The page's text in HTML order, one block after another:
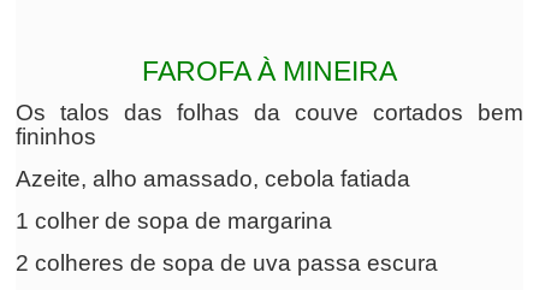
FAROFA À MINEIRA
Os talos das folhas da couve cortados bem
fininhos
Azeite, alho amassado, cebola fatiada
1 colher de sopa de margarina
2 colheres de sopa de uva passa escura